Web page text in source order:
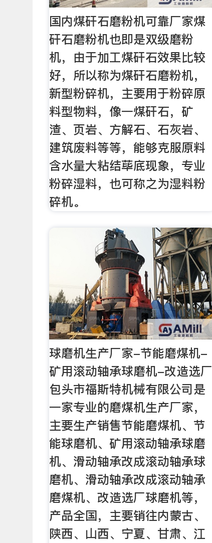
国内煤矸石磨粉机可靠厂家煤
矸石磨粉机也即是双级磨粉
机，由于加工煤矸石效果比较
好，所以称为煤矸石磨粉机，
新型粉碎机，主要用于粉碎原
料型物料，像一煤矸石，矿
渣、页岩、方解石、石灰岩、
建筑废料等等，能够克服原料
含水量大粘结荜底现象，专业
粉碎湿料，也可称之为湿料粉
碎机。
球磨机生产厂家-节能磨煤机-
矿用滚动轴承球磨机-改造选厂
包头市福斯特机械有限公司是
一家专业的磨煤机生产厂家，
主要生产销售节能磨煤机、节
能球磨机、矿用滚动轴承球磨
机、滑动轴承改成滚动轴承球
磨机、滑动轴承改成滚动轴承
磨煤机、改造选厂球磨机等，
产品全国，主要销往内蒙古、
陕西、山西、宁夏、甘肃、江